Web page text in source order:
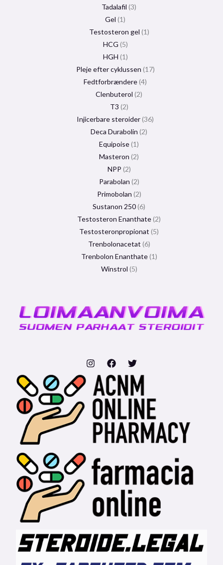
Tadalafil 3
Gel 1
Testosteron gel 1
HCG 5
HGH 1
Pleje efter cyklussen 17
Fedtforbrændere 4
Clenbuterol 2
T3 2
Injicerbare steroider 36
Deca Durabolin 2
Equipoise 1
Masteron 2
NPP 2
Parabolan 2
Primobolan 2
Sustanon 250 6
Testosteron Enanthate 2
Testosteronpropionat 5
Trenbolonacetat 6
Trenbolon Enanthate 1
Winstrol 5